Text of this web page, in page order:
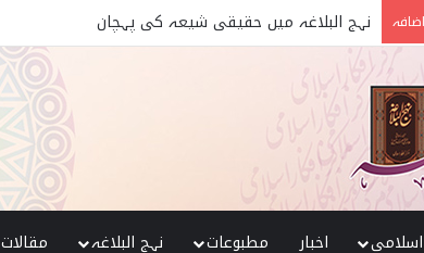
تربیت اولاد کے بنیادی اصول نہج البلاغہ کی روشنی میں
اسلامی اخبار مطبوعات نہج البلاغہ مقالات